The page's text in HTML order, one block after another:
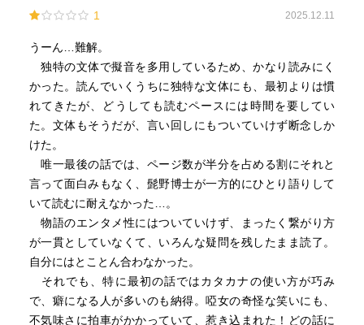
1 2025.12.11
うーん…難解。
独特の文体で擬音を多用しているため、かなり読みにく
かった。読んでいくうちに独特な文体にも、最初よりは慣
れてきたが、どうしても読むペースには時間を要してい
た。文体もそうだが、言い回しにもついていけず断念しか
けた。
唯一最後の話では、ページ数が半分を占める割にそれと
言って面白みもなく、髭野博士が一方的にひとり語りして
いて読むに耐えなかった…。
物語のエンタメ性にはついていけず、まったく繋がり方
が一貫としていなくて、いろんな疑問を残したまま読了。
自分にはとことん合わなかった。
それでも、特に最初の話ではカタカナの使い方が巧み
で、癖になる人が多いのも納得。啞女の奇怪な笑いにも、
不気味さに拍車がかかっていて、惹き込まれた！どの話に